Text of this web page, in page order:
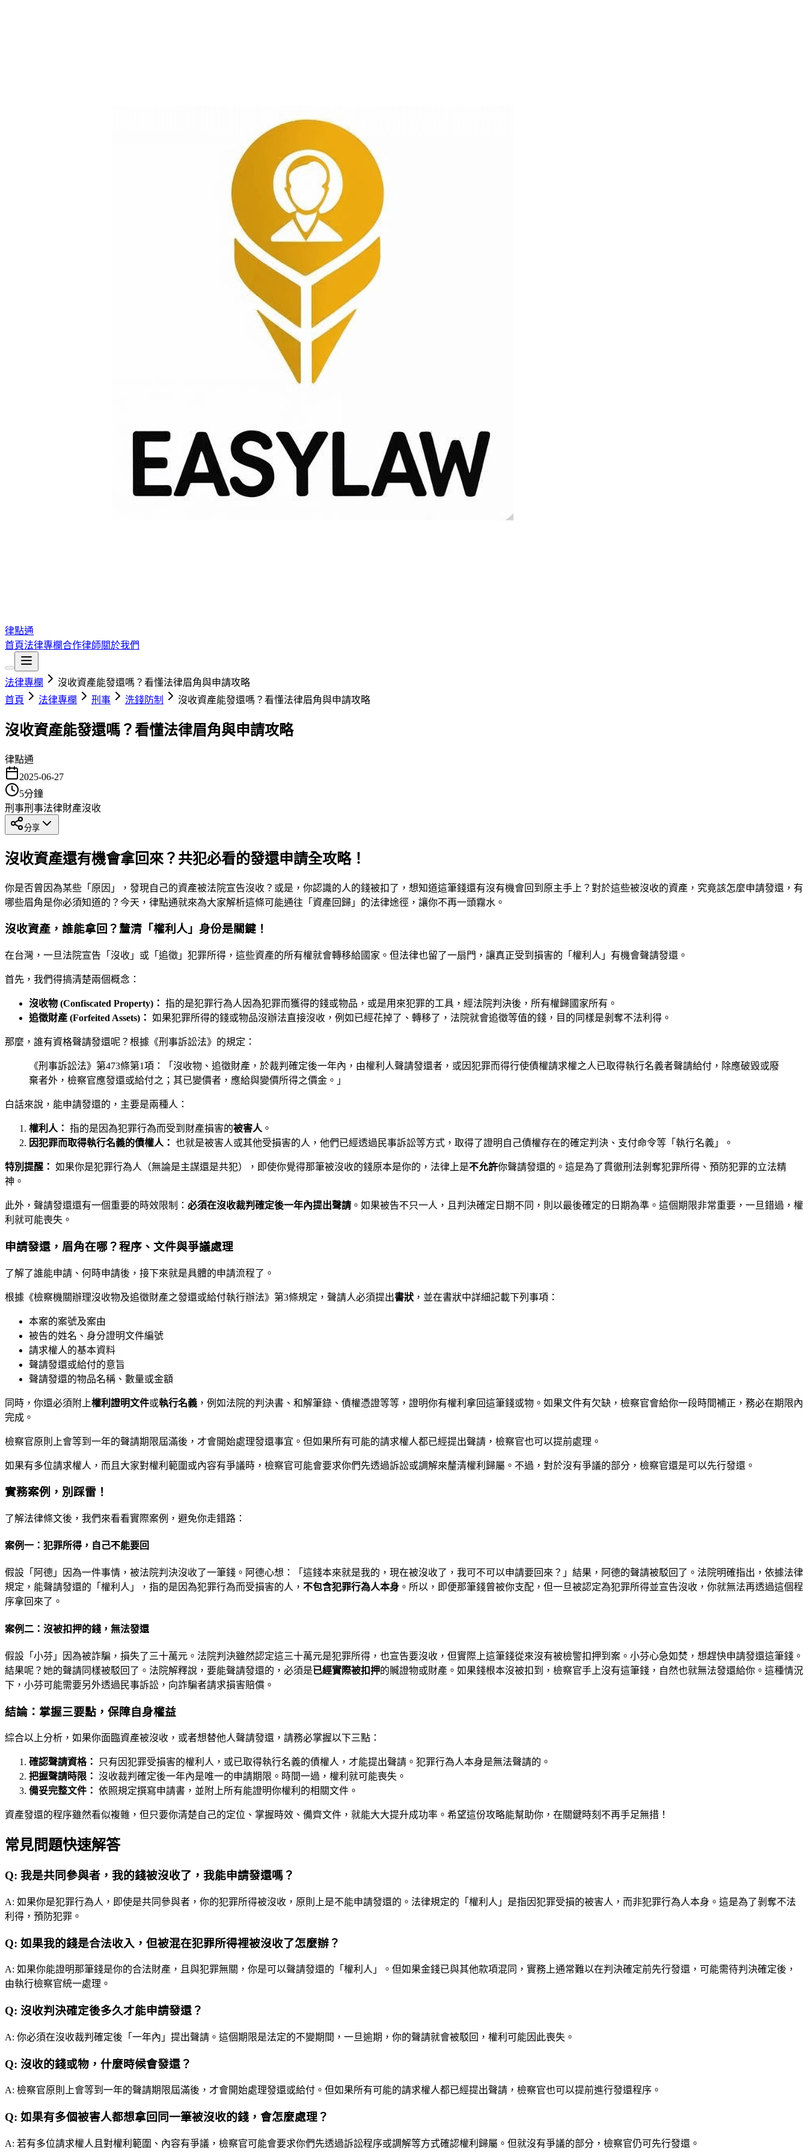
律點通
首頁法律專欄合作律師關於我們
法律專欄
沒收資產能發還嗎？看懂法律眉角與申請攻略
首頁
法律專欄 刑事 洗錢防制 沒收資產能發還嗎？看懂法律眉角與申請攻略
沒收資產能發還嗎？看懂法律眉角與申請攻略
律點通
2025-06-27
5分鐘
刑事刑事法律財產沒收
分享
沒收資產還有機會拿回來？共犯必看的發還申請全攻略！
你是否曾因為某些「原因」，發現自己的資產被法院宣告沒收？或是，你認識的人的錢被扣了，想知道這筆錢還有沒有機會回到原主手上？對於這些被沒收的資產，究竟該怎麼申請發還，有
哪些眉角是你必須知道的？今天，律點通就來為大家解析這條可能通往「資產回歸」的法律途徑，讓你不再一頭霧水。
沒收資產，誰能拿回？釐清「權利人」身份是關鍵！
在台灣，一旦法院宣告「沒收」或「追徵」犯罪所得，這些資產的所有權就會轉移給國家。但法律也留了一扇門，讓真正受到損害的「權利人」有機會聲請發還。
首先，我們得搞清楚兩個概念：
沒收物 (Confiscated Property)： 指的是犯罪行為人因為犯罪而獲得的錢或物品，或是用來犯罪的工具，經法院判決後，所有權歸國家所有。
追徵財產 (Forfeited Assets)： 如果犯罪所得的錢或物品沒辦法直接沒收，例如已經花掉了、轉移了，法院就會追徵等值的錢，目的同樣是剝奪不法利得。
那麼，誰有資格聲請發還呢？根據《刑事訴訟法》的規定：
《刑事訴訟法》第473條第1項：「沒收物、追徵財產，於裁判確定後一年內，由權利人聲請發還者，或因犯罪而得行使債權請求權之人已取得執行名義者聲請給付，除應破毀或廢
棄者外，檢察官應發還或給付之；其已變價者，應給與變價所得之價金。」
白話來說，能申請發還的，主要是兩種人：
權利人： 指的是因為犯罪行為而受到財產損害的被害人 。
因犯罪而取得執行名義的債權人： 也就是被害人或其他受損害的人，他們已經透過民事訴訟等方式，取得了證明自己債權存在的確定判決、支付命令等「執行名義」。
特別提醒： 如果你是犯罪行為人（無論是主謀還是共犯），即使你覺得那筆被沒收的錢原本是你的，法律上是不允許你聲請發還的。這是為了貫徹刑法剝奪犯罪所得、預防犯罪的立法精
神。
此外，聲請發還還有一個重要的時效限制： 必須在沒收裁判確定後一年內提出聲請 。如果被告不只一人，且判決確定日期不同，則以最後確定的日期為準。這個期限非常重要，一旦錯過，權
利就可能喪失。
申請發還，眉角在哪？程序、文件與爭議處理
了解了誰能申請、何時申請後，接下來就是具體的申請流程了。
根據《檢察機關辦理沒收物及追徵財產之發還或給付執行辦法》第3條規定，聲請人必須提出書狀 ，並在書狀中詳細記載下列事項：
本案的案號及案由
被告的姓名、身分證明文件編號
請求權人的基本資料
聲請發還或給付的意旨
聲請發還的物品名稱、數量或金額
同時，你還必須附上權利證明文件或執行名義 ，例如法院的判決書、和解筆錄、債權憑證等等，證明你有權利拿回這筆錢或物。如果文件有欠缺，檢察官會給你一段時間補正，務必在期限內
完成。
檢察官原則上會等到一年的聲請期限屆滿後，才會開始處理發還事宜。但如果所有可能的請求權人都已經提出聲請，檢察官也可以提前處理。
如果有多位請求權人，而且大家對權利範圍或內容有爭議時，檢察官可能會要求你們先透過訴訟或調解來釐清權利歸屬。不過，對於沒有爭議的部分，檢察官還是可以先行發還。
實務案例，別踩雷！
了解法律條文後，我們來看看實際案例，避免你走錯路：
案例一：犯罪所得，自己不能要回
假設「阿德」因為一件事情，被法院判決沒收了一筆錢。阿德心想：「這錢本來就是我的，現在被沒收了，我可不可以申請要回來？」結果，阿德的聲請被駁回了。法院明確指出，依據法律
規定，能聲請發還的「權利人」，指的是因為犯罪行為而受損害的人， 不包含犯罪行為人本身 。所以，即便那筆錢曾被你支配，但一旦被認定為犯罪所得並宣告沒收，你就無法再透過這個程
序拿回來了。
案例二：沒被扣押的錢，無法發還
假設「小芬」因為被詐騙，損失了三十萬元。法院判決雖然認定這三十萬元是犯罪所得，也宣告要沒收，但實際上這筆錢從來沒有被檢警扣押到案。小芬心急如焚，想趕快申請發還這筆錢。
結果呢？她的聲請同樣被駁回了。法院解釋說，要能聲請發還的，必須是已經實際被扣押的贓證物或財產。如果錢根本沒被扣到，檢察官手上沒有這筆錢，自然也就無法發還給你。這種情況
下，小芬可能需要另外透過民事訴訟，向詐騙者請求損害賠償。
結論：掌握三要點，保障自身權益
綜合以上分析，如果你面臨資產被沒收，或者想替他人聲請發還，請務必掌握以下三點：
確認聲請資格：
只有因犯罪受損害的權利人，或已取得執行名義的債權人，才能提出聲請。犯罪行為人本身是無法聲請的。
把握聲請時限： 沒收裁判確定後一年內是唯一的申請期限。時間一過，權利就可能喪失。
備妥完整文件： 依照規定撰寫申請書，並附上所有能證明你權利的相關文件。
資產發還的程序雖然看似複雜，但只要你清楚自己的定位、掌握時效、備齊文件，就能大大提升成功率。希望這份攻略能幫助你，在關鍵時刻不再手足無措！
常見問題快速解答
Q: 我是共同參與者，我的錢被沒收了，我能申請發還嗎？
A: 如果你是犯罪行為人，即使是共同參與者，你的犯罪所得被沒收，原則上是不能申請發還的。法律規定的「權利人」是指因犯罪受損的被害人，而非犯罪行為人本身。這是為了剝奪不法
利得，預防犯罪。
Q: 如果我的錢是合法收入，但被混在犯罪所得裡被沒收了怎麼辦？
A: 如果你能證明那筆錢是你的合法財產，且與犯罪無關，你是可以聲請發還的「權利人」。但如果金錢已與其他款項混同，實務上通常難以在判決確定前先行發還，可能需待判決確定後，
由執行檢察官統一處理。
Q: 沒收判決確定後多久才能申請發還？
A: 你必須在沒收裁判確定後「一年內」提出聲請。這個期限是法定的不變期間，一旦逾期，你的聲請就會被駁回，權利可能因此喪失。
Q: 沒收的錢或物，什麼時候會發還？
A: 檢察官原則上會等到一年的聲請期限屆滿後，才會開始處理發還或給付。但如果所有可能的請求權人都已經提出聲請，檢察官也可以提前進行發還程序。
Q: 如果有多個被害人都想拿回同一筆被沒收的錢，會怎麼處理？
A: 若有多位請求權人且對權利範圍、內容有爭議，檢察官可能會要求你們先透過訴訟程序或調解等方式確認權利歸屬。但就沒有爭議的部分，檢察官仍可先行發還。